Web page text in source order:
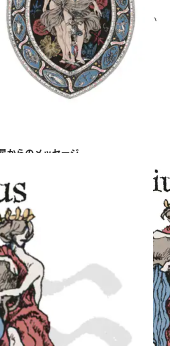
からのメッセージ